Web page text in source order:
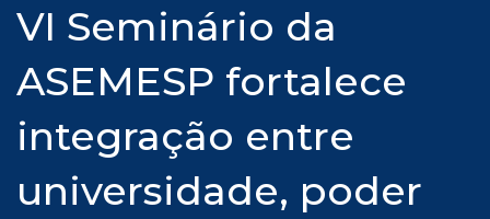
VI Seminário da
ASEMESP fortalece
integração entre
universidade, poder